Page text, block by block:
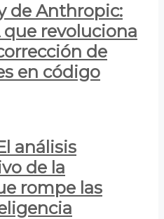
de Anthropic:
que revoluciona
de
en código
análisis
de la
rompe las